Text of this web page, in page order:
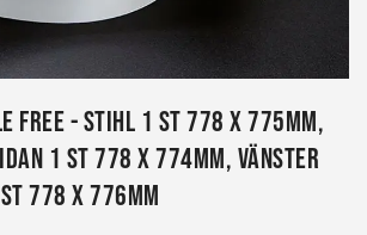
free - Stihl 1 st 778 x 775mm,
1 st 778 x 774mm, Vänster
778 x 776mm